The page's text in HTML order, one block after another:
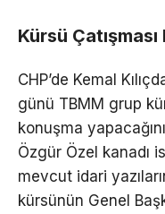
Kürsü Çatışması
CHP’de Kemal
günü TBMM grup
konuşma
Özgür Özel kanadı
mevcut idari
kürsünün Genel